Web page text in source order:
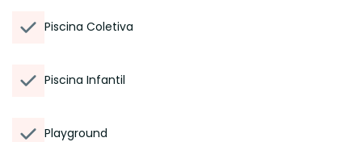
Piscina Coletiva
Piscina Infantil
Playground